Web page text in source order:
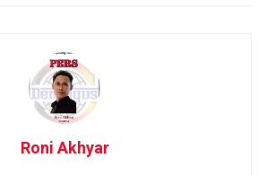
Roni Akhyar